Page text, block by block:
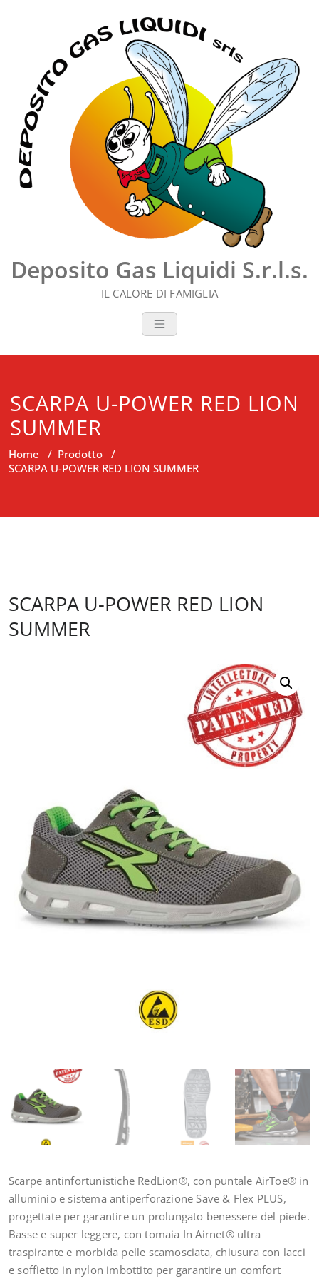
Deposito Gas Liquidi S.r.l.s.
IL CALORE DI FAMIGLIA
SCARPA U-POWER RED LION
SUMMER
Home / Prodotto /
SCARPA U-POWER RED LION SUMMER
SCARPA U-POWER RED LION
SUMMER
Scarpe antinfortunistiche RedLion®, con puntale AirToe® in
alluminio e sistema antiperforazione Save & Flex PLUS,
progettate per garantire un prolungato benessere del piede.
Basse e super leggere, con tomaia In Airnet® ultra
traspirante e morbida pelle scamosciata, chiusura con lacci
e soffietto in nylon imbottito per garantire un comfort